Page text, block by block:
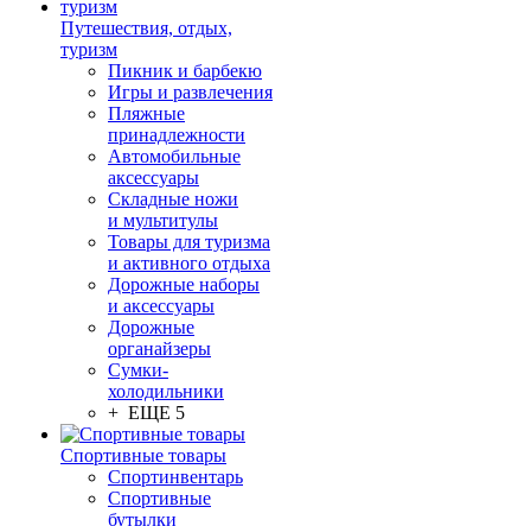
Путешествия, отдых,
туризм
Пикник и барбекю
Игры и развлечения
Пляжные
принадлежности
Автомобильные
аксессуары
Складные ножи
и мультитулы
Товары для туризма
и активного отдыха
Дорожные наборы
и аксессуары
Дорожные
органайзеры
Сумки-
холодильники
+ ЕЩЕ 5
Спортивные товары
Спортинвентарь
Спортивные
бутылки